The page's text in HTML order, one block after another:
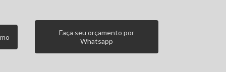
Faça seu orçamento por
Whatsapp